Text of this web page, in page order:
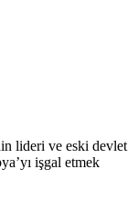
lideri ve eski devlet
işgal etmek